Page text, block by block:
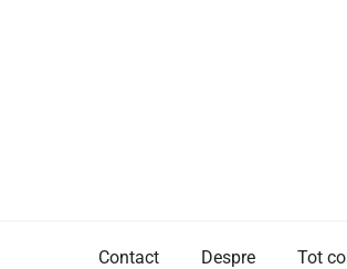
Contact Despre Tot